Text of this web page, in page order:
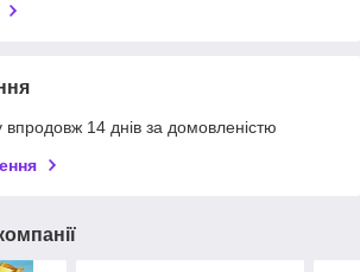
14 днів за домовленістю